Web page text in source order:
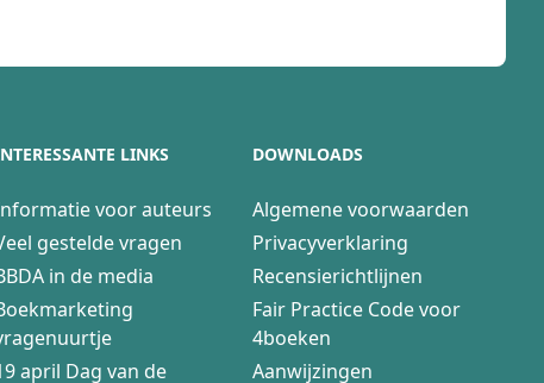
LINKS
voor auteurs
gestelde vragen
in de media
april Dag van de
DOWNLOADS
Algemene voorwaarden
Privacyverklaring
Recensierichtlijnen
Fair Practice Code voor
4boeken
Aanwijzingen